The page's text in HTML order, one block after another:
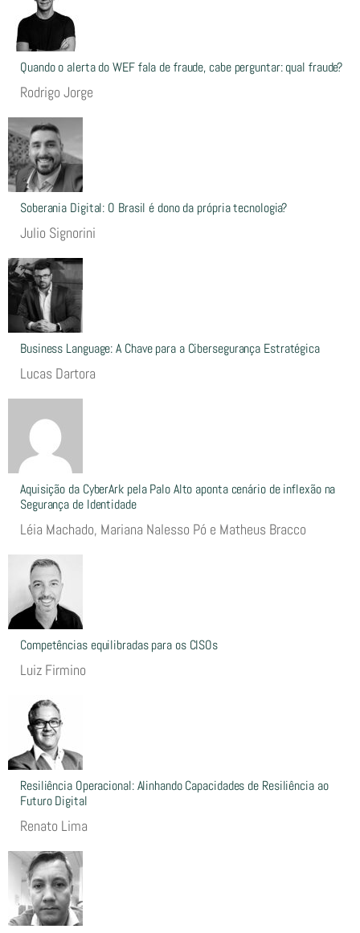
Quando o alerta do WEF fala de fraude, cabe perguntar: qual fraude?
Rodrigo Jorge
Soberania Digital: O Brasil é dono da própria tecnologia?
Julio Signorini
Business Language: A Chave para a Cibersegurança Estratégica
Lucas Dartora
Aquisição da CyberArk pela Palo Alto aponta cenário de inflexão na
Segurança de Identidade
Léia Machado, Mariana Nalesso Pó e Matheus Bracco
Competências equilibradas para os CISOs
Luiz Firmino
Resiliência Operacional: Alinhando Capacidades de Resiliência ao
Futuro Digital
Renato Lima